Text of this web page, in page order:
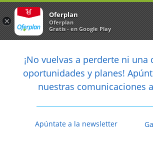

arrow_back Newsletter
¡No vuelvas a perderte ni una
oportunidades y planes!
nuestras comunicaciones
Apúntate a la newsletter
×
Oferplan
Oferplan
Gratis - en Google Play